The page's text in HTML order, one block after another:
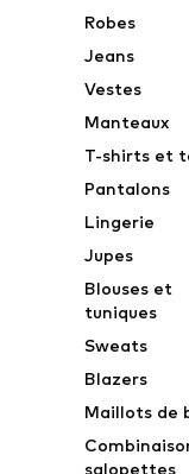
Robes
Jeans
Vestes
Manteaux
T-shirts et
Pantalons
Lingerie
Jupes
Blouses et
tuniques
Sweats
Blazers
Maillots de
salopettes